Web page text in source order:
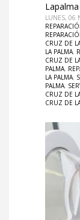
Lapalma
LUNES, 06
CRUZ DE
LA PALMA,
CRUZ DE
PALMA,
LA PALMA,
PALMA,
CRUZ DE
CRUZ DE